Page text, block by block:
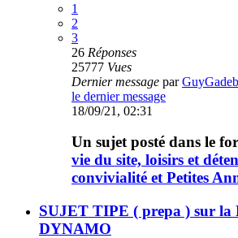
1
2
3
26 Réponses
25777 Vues
Dernier message par
le dernier message
18/09/21, 02:31
Un sujet posté dans le
vie du site, loisirs et
convivialité et Petites
SUJET TIPE ( prepa ) sur
DYNAMO